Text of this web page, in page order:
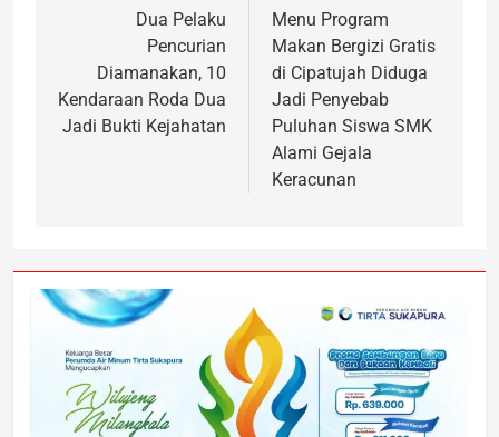
Dua Pelaku
Pencurian
Diamanakan, 10
Kendaraan Roda Dua
Jadi Bukti Kejahatan
Menu Program
Makan Bergizi Gratis
di Cipatujah Diduga
Jadi Penyebab
Puluhan Siswa SMK
Alami Gejala
Keracunan